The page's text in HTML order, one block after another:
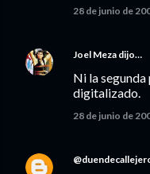
28 de junio de
Joel Meza dijo…
Ni la
digitalizado.
28 de junio de